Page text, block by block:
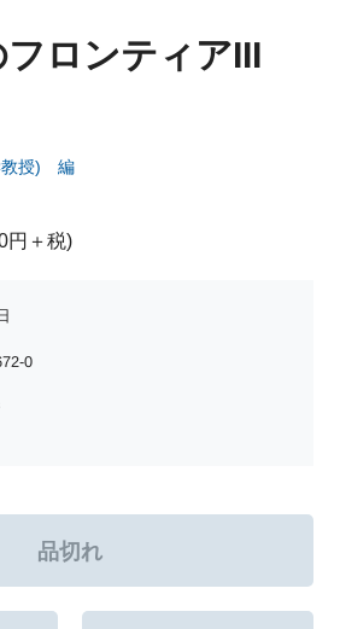
ロンティアIII
教授) 編
円＋税)
0